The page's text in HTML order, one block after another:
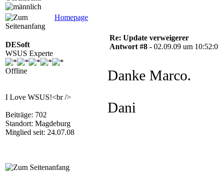
Homepage
DESoft
WSUS Experte
Offline
I Love WSUS!<br />
Beiträge: 702
Standort: Magdeburg
Mitglied seit: 24.07.08
Re: Update verweigerer
Antwort #8 - 02.09.09 um
Danke Marco.
Dani